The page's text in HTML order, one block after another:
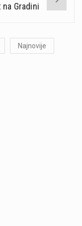
Gradini
Najnovije